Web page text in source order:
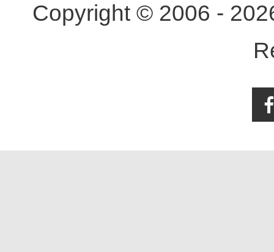
Copyright © 2006 -